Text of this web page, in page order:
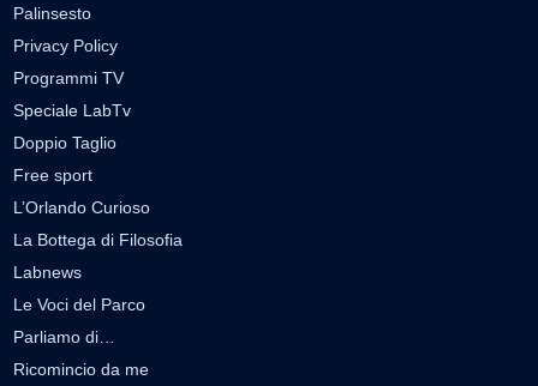
Palinsesto
Privacy Policy
Programmi TV
Speciale LabTv
Doppio Taglio
Free sport
L’Orlando Curioso
La Bottega di Filosofia
Labnews
Le Voci del Parco
Parliamo di…
Ricomincio da me